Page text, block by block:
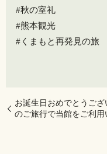
#秋の室礼
#熊本観光
#くまもと再発見の旅
お誕生日おめでとうご
のご旅行で当館をご利用